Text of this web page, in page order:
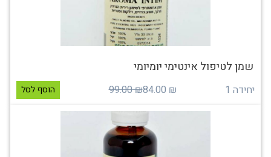
שמן לטיפול אינטימי יומיומי
יחידה 1 ₪ 84.00
₪ 99.00 הוסף לסל